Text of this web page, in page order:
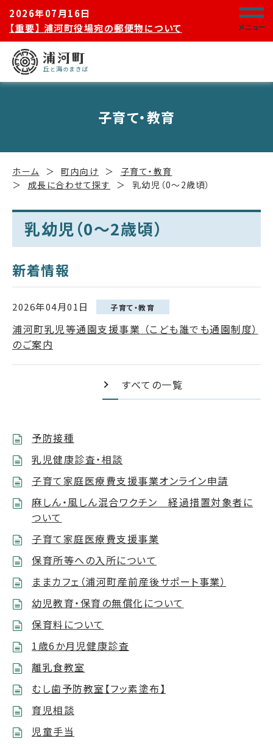
2026年07月16日
【重要】 浦河町役場宛の郵便物について
メニュー
子育て・教育
ホーム 町内向け
子育て・教育
成長に合わせて探す
乳幼児（0～2歳頃）
乳幼児（0～2歳頃）
新着情報
2026年04月01日 子育て・教育
浦河町乳児等通園支援事業 （こども誰でも通園制度）
のご案内
すべての一覧
予防接種
乳児健康診査・相談
子育て家庭医療費支援事業オンライン申請
麻しん・風しん混合ワクチン 経過措置対象者に
ついて
子育て家庭医療費支援事業
保育所等への入所について
ままカフェ（浦河町産前産後サポート事業）
幼児教育・保育の無償化について
保育料について
1歳6か月児健康診査
離乳食教室
むし歯予防教室【フッ素塗布】
育児相談
児童手当